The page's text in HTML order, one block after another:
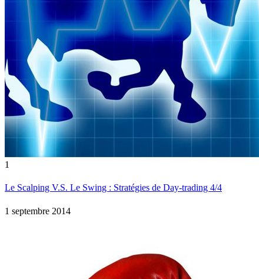
1
Le Scalping V.S. Le Swing : Stratégies de Day-trading 4/4
1 septembre 2014